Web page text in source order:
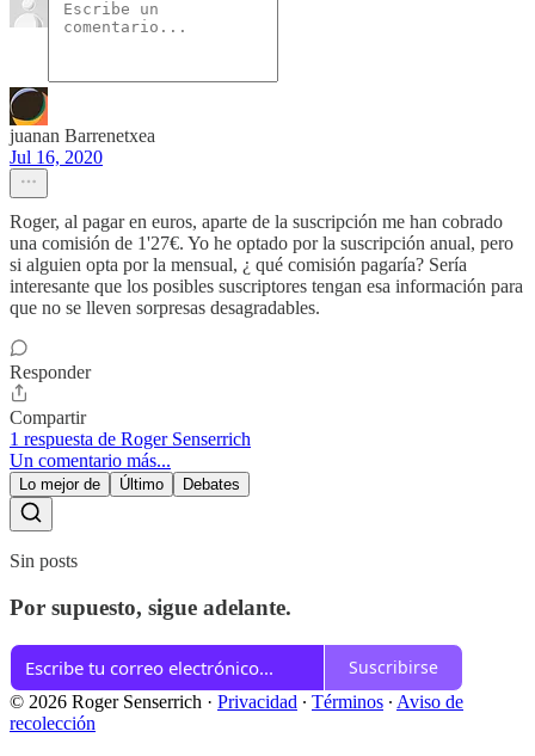
juanan Barrenetxea
Jul 16, 2020
Roger, al pagar en euros, aparte de la suscripción me han cobrado
una comisión de 1'27€. Yo he optado por la suscripción anual, pero
si alguien opta por la mensual, ¿ qué comisión pagaría? Sería
interesante que los posibles suscriptores tengan esa información para
que no se lleven sorpresas desagradables.
Responder
Compartir
1 respuesta de Roger Senserrich
Un comentario más...
Lo mejor de Último Debates
Sin posts
Por supuesto, sigue adelante.
Suscribirse
© 2026 Roger Senserrich · Privacidad ∙ Términos ∙ Aviso de
recolección